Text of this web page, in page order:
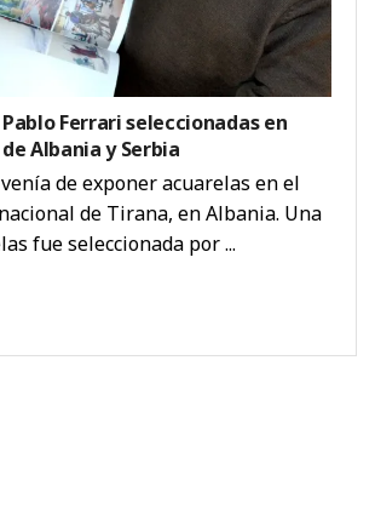
Ferrari seleccionadas en
Albania y Serbia
de exponer acuarelas en el
de Tirana, en Albania. Una
fue seleccionada por ...